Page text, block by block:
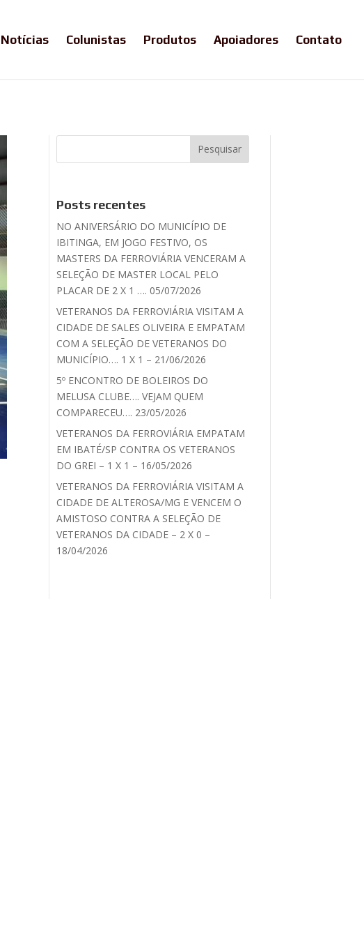
Notícias Colunistas Produtos Apoiadores Contato
Posts recentes
NO ANIVERSÁRIO DO MUNICÍPIO DE
IBITINGA, EM JOGO FESTIVO, OS
MASTERS DA FERROVIÁRIA VENCERAM A
SELEÇÃO DE MASTER LOCAL PELO
PLACAR DE 2 X 1 …. 05/07/2026
VETERANOS DA FERROVIÁRIA VISITAM A
CIDADE DE SALES OLIVEIRA E EMPATAM
COM A SELEÇÃO DE VETERANOS DO
MUNICÍPIO…. 1 X 1 – 21/06/2026
5º ENCONTRO DE BOLEIROS DO
MELUSA CLUBE…. VEJAM QUEM
COMPARECEU…. 23/05/2026
VETERANOS DA FERROVIÁRIA EMPATAM
EM IBATÉ/SP CONTRA OS VETERANOS
DO GREI – 1 X 1 – 16/05/2026
VETERANOS DA FERROVIÁRIA VISITAM A
CIDADE DE ALTEROSA/MG E VENCEM O
AMISTOSO CONTRA A SELEÇÃO DE
VETERANOS DA CIDADE – 2 X 0 –
18/04/2026